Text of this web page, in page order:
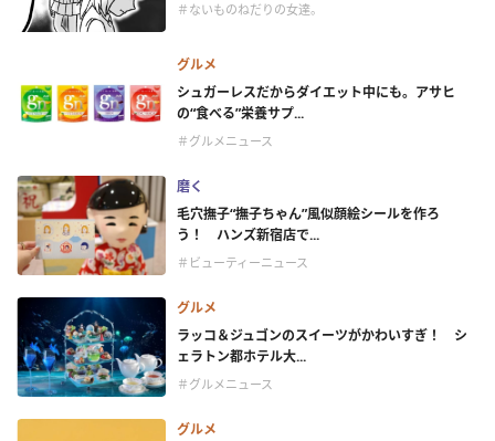
＃ないものねだりの女達。
グルメ
シュガーレスだからダイエット中にも。アサヒ
の“食べる”栄養サプ...
＃グルメニュース
磨く
毛穴撫子“撫子ちゃん”風似顔絵シールを作ろ
う！ ハンズ新宿店で...
＃ビューティーニュース
グルメ
ラッコ＆ジュゴンのスイーツがかわいすぎ！ シ
ェラトン都ホテル大...
＃グルメニュース
グルメ